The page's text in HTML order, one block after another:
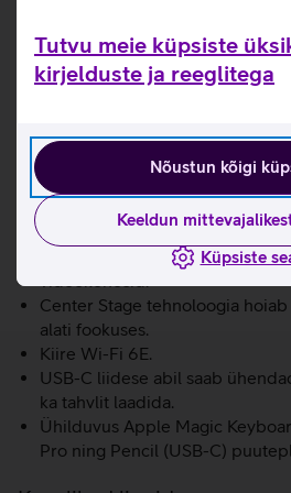
Tutvu meie küpsiste
kirjelduste ja reeglitega
Nõustun kõigi
Keeldun
Küpsiste
NB! Toote komplekti ei kuulu
Servast servani laia
Apple M3 kiip pakub
kiiret graafikat.
16-tuumaline Neural Engine
võimsaks AI-seadmeks tänu
(võrreldes M1 kiibiga iPad
12 Mpix esikaamera võimaldab
Center Stage tehnoloogia
alati fookuses.
Kiire Wi-Fi 6E.
USB-C liidese abil saab
ka tahvlit laadida.
Ühilduvus Apple Magic
Pro ning Pencil (USB-C)